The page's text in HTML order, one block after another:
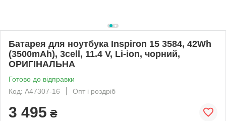
Батарея для ноутбука Inspiron 15 3584, 42Wh
(3500mAh), 3cell, 11.4 V, Li-ion, чорний,
ОРИГІНАЛЬНА
Готово до відправки
Код: A47307-16
Опт і роздріб
3 495 ₴